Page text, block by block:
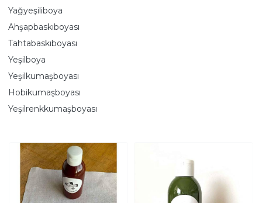
Yağyeşiliboya
Ahşapbaskıboyası
Tahtabaskıboyası
Yeşilboya
Yeşilkumaşboyası
Hobikumaşboyası
Yeşilrenkkumaşboyası